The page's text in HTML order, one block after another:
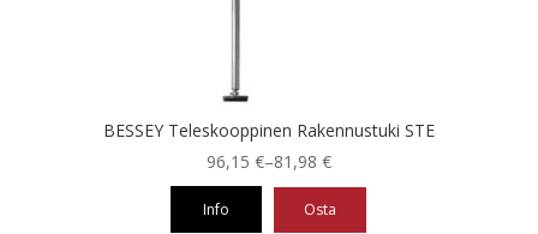
BESSEY Teleskooppinen Rakennustuki STE
81,98 €
–
96,15 €Hintaluokka:
81,98 €
Info Osta